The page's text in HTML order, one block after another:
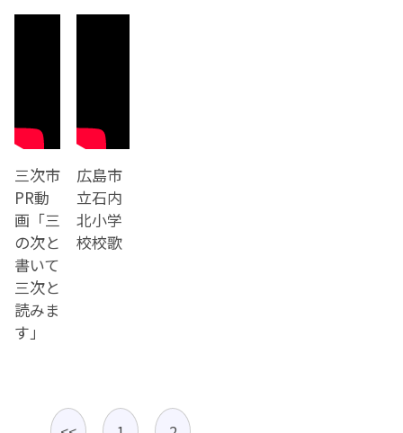
三次市
PR動
画「三
の次と
書いて
三次と
読みま
す」
広島市
立石内
北小学
校校歌